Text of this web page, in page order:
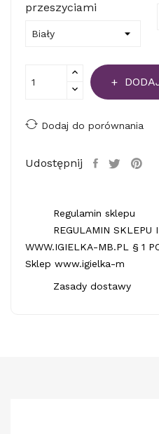
przeszyciami
Dodaj do porównania
Udostępnij
Regulamin sklepu
REGULAMIN SKLEPU
WWW.IGIELKA-MB.PL § 1
Sklep www.igielka-m
Zasady dostawy